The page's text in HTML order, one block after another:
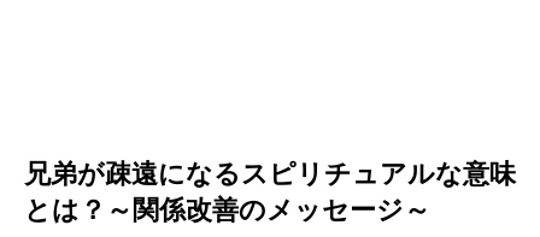
兄弟が疎遠になるスピリチュアルな意味
とは？～関係改善のメッセージ～